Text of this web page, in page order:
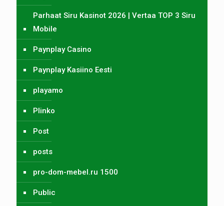
Parhaat Siru Kasinot 2026 | Vertaa TOP 3 Siru
Mobile
Paynplay Casino
Paynplay Kasiino Eesti
playamo
Plinko
Post
posts
pro-dom-mebel.ru 1500
Public